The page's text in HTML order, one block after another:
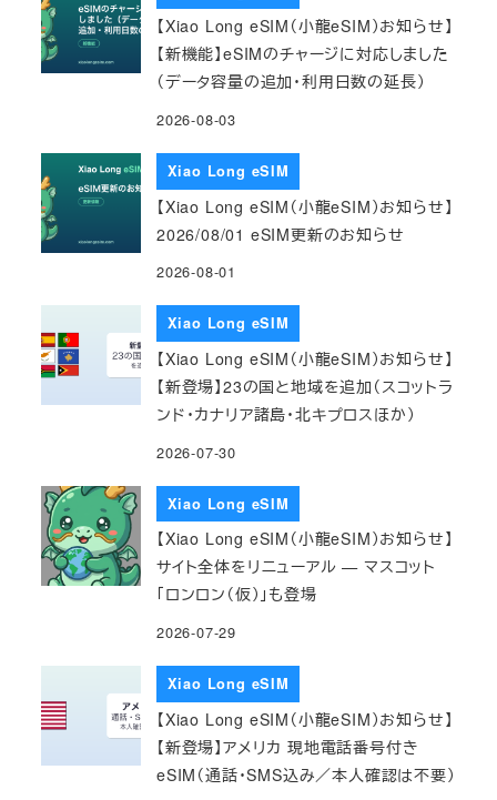
【Xiao Long eSIM（小龍eSIM）お知らせ】
【新機能】eSIMのチャージに対応しました
（データ容量の追加・利用日数の延長）
2026-08-03
Xiao Long eSIM
【Xiao Long eSIM（小龍eSIM）お知らせ】
2026/08/01 eSIM更新のお知らせ
2026-08-01
Xiao Long eSIM
【Xiao Long eSIM（小龍eSIM）お知らせ】
【新登場】23の国と地域を追加（スコットラ
ンド・カナリア諸島・北キプロスほか）
2026-07-30
Xiao Long eSIM
【Xiao Long eSIM（小龍eSIM）お知らせ】
サイト全体をリニューアル — マスコット
「ロンロン（仮）」も登場
2026-07-29
Xiao Long eSIM
【Xiao Long eSIM（小龍eSIM）お知らせ】
【新登場】アメリカ 現地電話番号付き
eSIM（通話・SMS込み／本人確認は不要）